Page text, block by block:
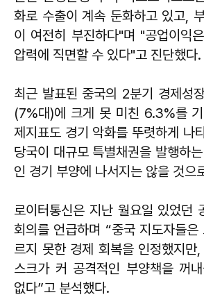
화로 수출이 계속 둔화하고 있고,
이 여전히 부진하다"며 "공업이익
압력에 직면할 수 있다"고 진단했다.
최근 발표된 중국의 2분기 경제성
(7%대)에 크게 못 미친 6.3%를
제지표도 경기 악화를 뚜렷하게 나
당국이 대규모 특별채권을 발행하
인 경기 부양에 나서지는 않을 것으
로이터통신은 지난 월요일 있었던
회의를 언급하며 “중국 지도자들
르지 못한 경제 회복을 인정했지만
스크가 커 공격적인 부양책을 꺼
없다”고 분석했다.